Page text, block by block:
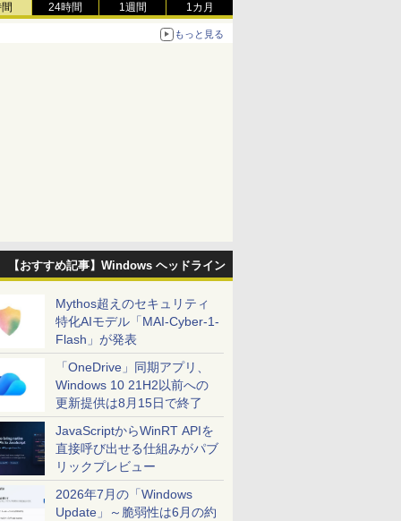
24時間 1週間 1カ月
もっと見る
【おすすめ記事】Windows ヘッドライン
Mythos超えのセキュリティ
特化AIモデル「MAI-Cyber-1-
Flash」が発表
「OneDrive」同期アプリ、
Windows 10 21H2以前への
更新提供は8月15日で終了
JavaScriptからWinRT APIを
直接呼び出せる仕組みがパブ
リックプレビュー
2026年7月の「Windows
Update」～脆弱性は6月の約